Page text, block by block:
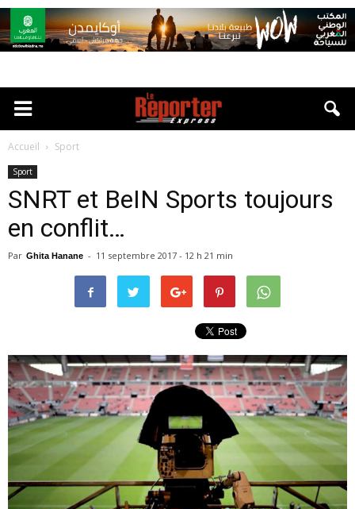
Accueil Sport
Sport
SNRT et BeIN Sports toujours
en conflit…
Par Ghita Hanane - 11 septembre 2017 - 12 h 21 min